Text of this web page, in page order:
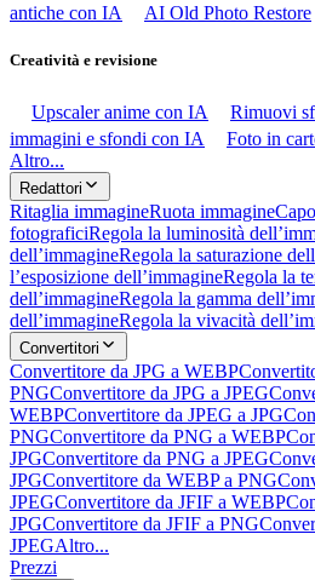
antiche con IA
AI Old Photo Restore
Creatività e revisione
Upscaler anime con IA Rimuovi
immagini e sfondi con IA
Foto in
Altro...
Redattori
Ritaglia immagineRuota immagine
fotograficiRegola la luminosità
dell’immagineRegola la saturazione
l’esposizione dell’immagineRegola la
dell’immagineRegola la gamma
dell’immagineRegola la vivacità
Convertitori
Convertitore da JPG a WEBP
PNGConvertitore da JPG a JPEG
WEBPConvertitore da JPEG a JPG
PNGConvertitore da PNG a WEBP
JPGConvertitore da PNG a JPEG
JPGConvertitore da WEBP a PNG
JPEGConvertitore da JFIF a WEBP
JPGConvertitore da JFIF a PNG
JPEGAltro...
Prezzi